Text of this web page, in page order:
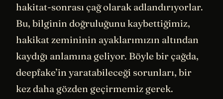
hakitat-sonrası çağ olarak adlandırıyorlar.
Bu, bilginin doğruluğunu kaybettiğimiz,
hakikat zemininin ayaklarımızın altından
kaydığı anlamına geliyor. Böyle bir çağda,
deepfake’in yaratabileceği sorunları, bir
kez daha gözden geçirmemiz gerek.